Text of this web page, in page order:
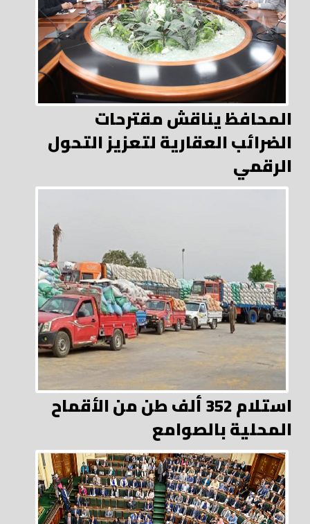
المحافظ يناقش مقترحات
الضرائب العقارية لتعزيز التحول
الرقمي
استلام 352 ألف طن من الأقماح
المحلية بالصوامع